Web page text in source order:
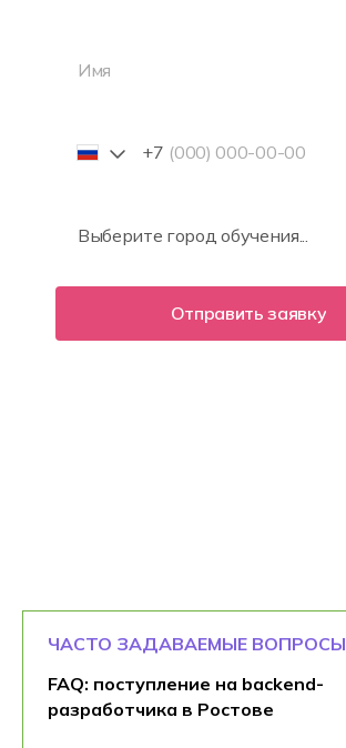
+7
Отправить заявку
ЧАСТО ЗАДАВАЕМЫЕ ВОПРОСЫ
FAQ: поступление на backend-
разработчика в Ростове